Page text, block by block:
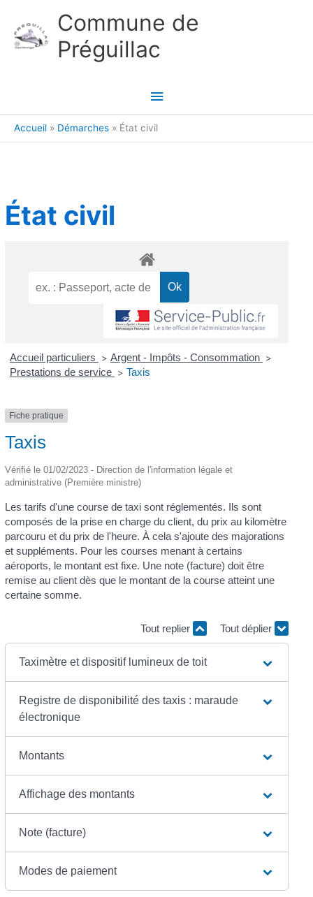
Commune de
Préguillac
Menu
principal
Accueil Démarches État civil
État civil
Accueil particuliers > Argent - Impôts - Consommation >
Prestations de service > Taxis
Fiche pratique
Taxis
Vérifié le 01/02/2023 - Direction de l'information légale et
administrative (Première ministre)
Les tarifs d'une course de taxi sont réglementés. Ils sont
composés de la prise en charge du client, du prix au kilomètre
parcouru et du prix de l'heure. À cela s'ajoute des majorations
et suppléments. Pour les courses menant à certains
aéroports, le montant est fixe. Une note (facture) doit être
remise au client dès que le montant de la course atteint une
certaine somme.
Tout replier Tout déplier
Taximètre et dispositif lumineux de toit
Registre de disponibilité des taxis : maraude
électronique
Montants
Affichage des montants
Note (facture)
Modes de paiement